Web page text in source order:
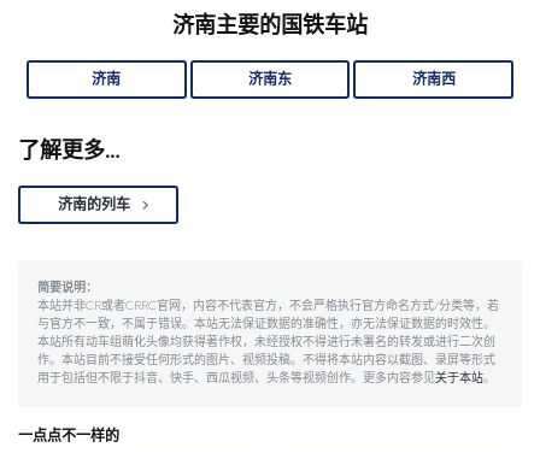
济南主要的国铁车站
济南 济南东 济南西
了解更多…
济南的列车
简要说明：
本站并非CR或者CRRC官网，内容不代表官方，不会严格执行官方命名方式/分类等，若
与官方不一致，不属于错误。本站无法保证数据的准确性，亦无法保证数据的时效性。
本站所有动车组萌化头像均获得著作权，未经授权不得进行未署名的转发或进行二次创
作。本站目前不接受任何形式的图片、视频投稿。不得将本站内容以截图、录屏等形式
用于包括但不限于抖音、快手、西瓜视频、头条等视频创作。更多内容参见关于本站。
一点点不一样的